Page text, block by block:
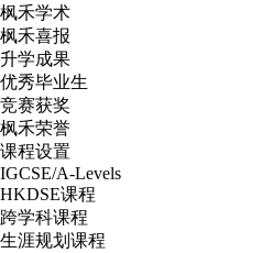
枫禾学术
枫禾喜报
升学成果
优秀毕业生
竞赛获奖
枫禾荣誉
课程设置
IGCSE/A-Levels
HKDSE课程
跨学科课程
生涯规划课程